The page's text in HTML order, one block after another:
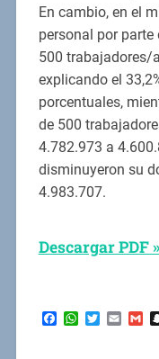
En cambio, en el
personal por parte
500 trabajadores/
explicando el
porcentuales,
de 500
4.782.973 a
disminuyeron su
4.983.707.
Descargar PDF »
Facebook
WhatsApp
Twitter
Email